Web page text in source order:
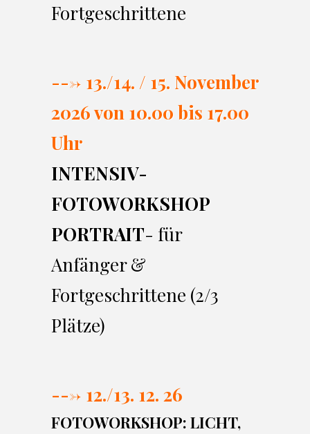
Fortgeschrittene
---> 13./14. / 15. November
2026 von 10.00 bis 17.00
Uhr
INTENSIV-
FOTOWORKSHOP
PORTRAIT- für
Anfänger &
Fortgeschrittene (2/3
Plätze)
---> 12./13. 12. 26
FOTOWORKSHOP: LICHT,